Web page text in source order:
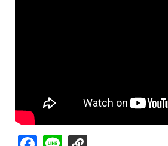
Facebook
Line